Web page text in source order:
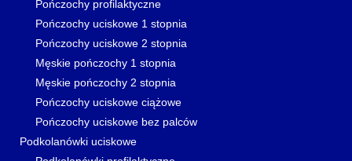
Pończochy profilaktyczne
Pończochy uciskowe 1 stopnia
Pończochy uciskowe 2 stopnia
Męskie pończochy 1 stopnia
Męskie pończochy 2 stopnia
Pończochy uciskowe ciążowe
Pończochy uciskowe bez palców
Podkolanówki uciskowe